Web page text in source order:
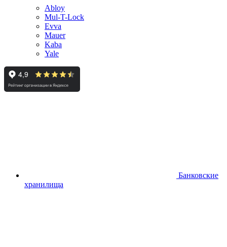
Abloy
Mul-T-Lock
Evva
Mauer
Kaba
Yale
Банковские
хранилища